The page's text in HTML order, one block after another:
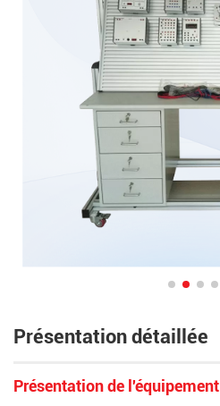
Présentation détaillée
Présentation de l'équipement